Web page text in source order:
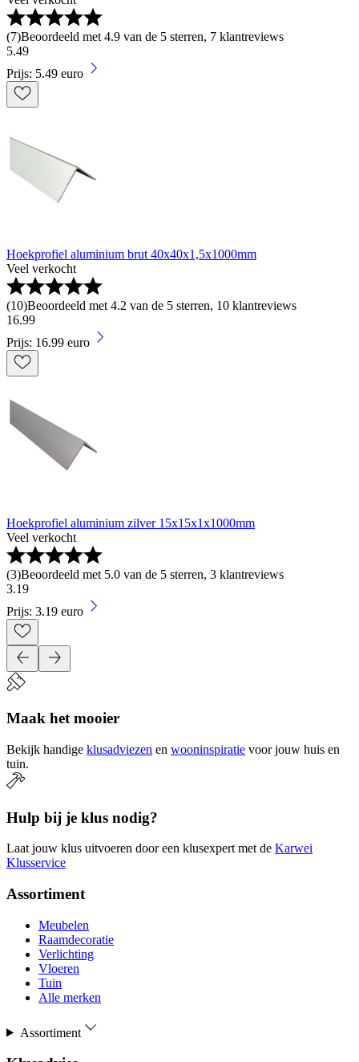
(7)Beoordeeld met 4.9 van de 5 sterren, 7 klantreviews
5.49
Prijs: 5.49 euro
Hoekprofiel aluminium brut 40x40x1,5x1000mm
Veel verkocht
(10)Beoordeeld met 4.2 van de 5 sterren, 10 klantreviews
16.99
Prijs: 16.99 euro
Hoekprofiel aluminium zilver 15x15x1x1000mm
Veel verkocht
(3)Beoordeeld met 5.0 van de 5 sterren, 3 klantreviews
3.19
Prijs: 3.19 euro
Maak het mooier
Bekijk handige klusadviezen en wooninspiratie voor jouw huis en
tuin.
Hulp bij je klus nodig?
Laat jouw klus uitvoeren door een klusexpert met de Karwei
Klusservice
Assortiment
Meubelen
Raamdecoratie
Verlichting
Vloeren
Tuin
Alle merken
Assortiment